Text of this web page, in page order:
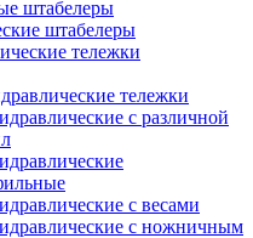
штабелеры
штабелеры
тележки
тележки
с различной
с весами
с ножничным